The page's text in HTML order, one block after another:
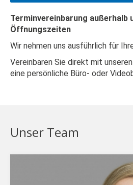
Terminvereinbarung außerhalb
Öffnungszeiten
Wir nehmen uns ausführlich für
Vereinbaren Sie direkt mit
eine persönliche Büro- oder
Unser Team